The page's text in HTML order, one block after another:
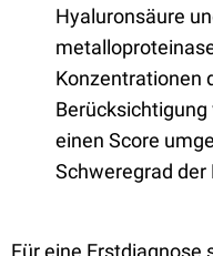
Hyaluronsäure
Konzentrationen
Berücksichtigung
einen Score
Schweregrad der
Für eine Erstdiagnose